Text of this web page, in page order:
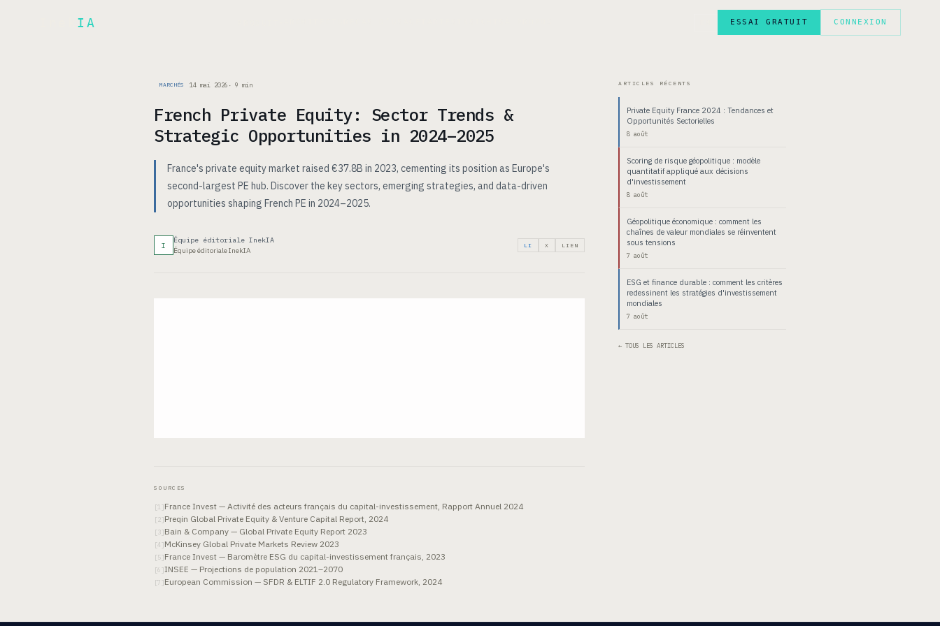
IA ESSAI GRATUIT CONNEXION
MARCHÉS 14 mai 2026 · 9 min
French Private Equity: Sector Trends &
Strategic Opportunities in 2024–2025
France's private equity market raised €37.8B in 2023, cementing its position as Europe's
second-largest PE hub. Discover the key sectors, emerging strategies, and data-driven
opportunities shaping French PE in 2024–2025.
I
Équipe éditoriale InekIA
Équipe éditoriale InekIA
LI X LIEN
SOURCES
[1 ]France Invest — Activité des acteurs français du capital-investissement, Rapport Annuel 2024
[2]Preqin Global Private Equity & Venture Capital Report, 2024
[ 3]Bain & Company — Global Private Equity Report 2023
[4 ]McKinsey Global Private Markets Review 2023
[5]France Invest — Baromètre ESG du capital-investissement français, 2023
[6 ]INSEE — Projections de population 2021–2070
[7 ]European Commission — SFDR & ELTIF 2.0 Regulatory Framework, 2024
ARTICLES RÉCENTS
Private Equity France 2024 : Tendances et
Opportunités Sectorielles
8 août
Scoring de risque géopolitique : modèle
quantitatif appliqué aux décisions
d'investissement
8 août
Géopolitique économique : comment les
chaînes de valeur mondiales se réinventent
sous tensions
7 août
ESG et finance durable : comment les critères
redessinent les stratégies d'investissement
mondiales
7 août
← TOUS LES ARTICLES